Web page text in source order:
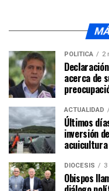
POLÍTICA 2
acerca de
ACTUALIDAD
Últimos
inversión
acuicultura
DIÓCESIS
Obispos